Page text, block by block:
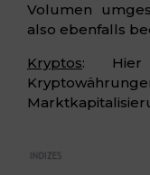
Volumen
also ebenfalls
Kryptos: Hier